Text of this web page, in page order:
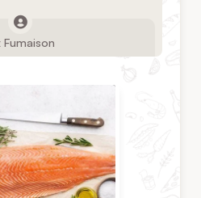
Fumaison